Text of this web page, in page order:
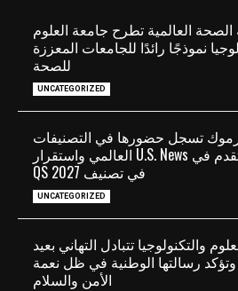
العالمية تطرح جامعة العلوم
نموذجًا رائدًا للجامعات المعززة
للصحة
UNCATEGORIZED
تسجل حضورها في التصنيفات
الدولية بتقدم في U.S. News العالمي واستقرار
في تصنيف QS 2027
UNCATEGORIZED
والتكنولوجيا تتبادل التهاني بعيد
رسالتها الوطنية في ظل نعمة
الأمن والسلام